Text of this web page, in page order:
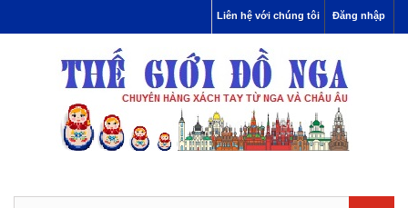
Đăng nhập
Liên hệ với chúng tôi